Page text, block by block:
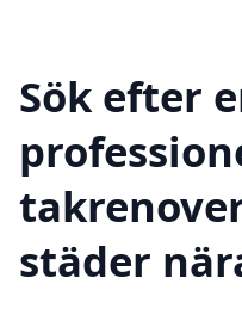
Sök efter
städer